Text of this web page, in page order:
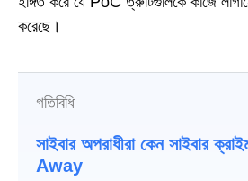
করেছে।
গতিবিধি
সাইবার অপরাধীরা কেন সাইবার
Away